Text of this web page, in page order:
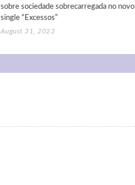
sobre sociedade sobrecarregada no novo
single “Excessos”
August 31, 2023